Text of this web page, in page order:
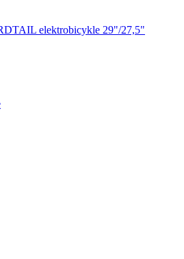
elektrobicykle 29"/27,5"